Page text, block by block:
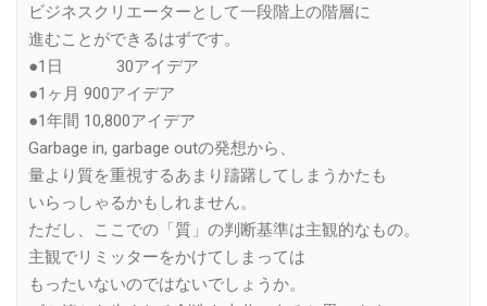
ビジネスクリエーターとして一段階上の階層に
進むことができるはずです。
●1日 30アイデア
●1ヶ月 900アイデア
●1年間 10,800アイデア
Garbage in, garbage outの発想から、
量より質を重視するあまり躊躇してしまうかたも
いらっしゃるかもしれません。
ただし、ここでの「質」の判断基準は主観的なもの。
主観でリミッターをかけてしまっては
もったいないのではないでしょうか。